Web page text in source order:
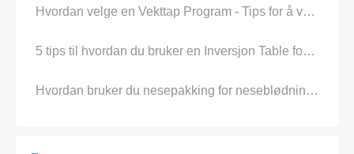
Hvordan velge en Vekttap Program - Tips for å velge et vekttap Program
5 tips til hvordan du bruker en Inversjon Table for Stoppe Tilbake Pain
Hvordan bruker du nesepakking for neseblødning?